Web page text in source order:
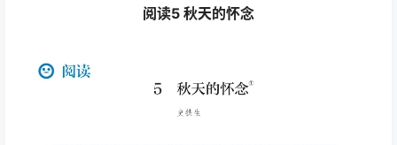
阅读5 秋天的怀念